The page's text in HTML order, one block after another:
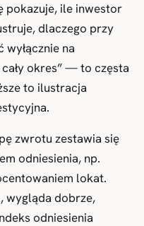
pokazuje, ile inwestor
dlaczego przy
na
okres” — to częsta
to ilustracja
zwrotu zestawia się
odniesienia, np.
lokat.
wygląda dobrze,
odniesienia